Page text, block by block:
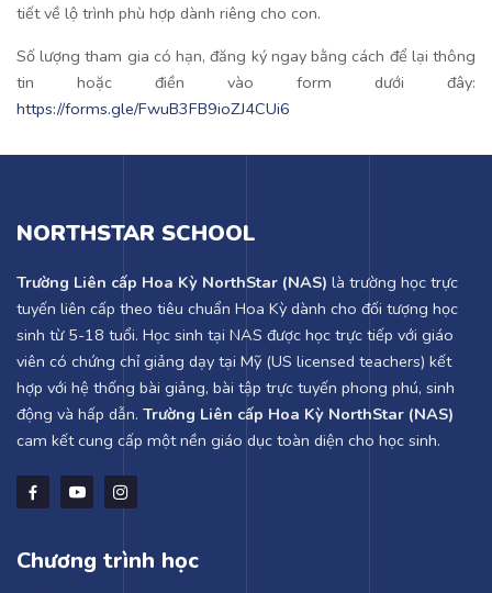
tiết về lộ trình phù hợp dành riêng cho con.
Số lượng tham gia có hạn, đăng ký ngay bằng cách để lại thông
tin hoặc điền vào form dưới đây:
https://forms.gle/FwuB3FB9ioZJ4CUi6
NORTHSTAR SCHOOL
Trường Liên cấp Hoa Kỳ NorthStar (NAS) là trường học trực
tuyến liên cấp theo tiêu chuẩn Hoa Kỳ dành cho đối tượng học
sinh từ 5-18 tuổi. Học sinh tại NAS được học trực tiếp với giáo
viên có chứng chỉ giảng dạy tại Mỹ (US licensed teachers) kết
hợp với hệ thống bài giảng, bài tập trực tuyến phong phú, sinh
động và hấp dẫn. Trường Liên cấp Hoa Kỳ NorthStar (NAS)
cam kết cung cấp một nền giáo dục toàn diện cho học sinh.
Chương trình học